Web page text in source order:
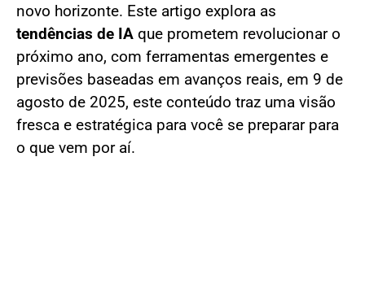
novo horizonte. Este artigo explora as
tendências de IA que prometem revolucionar o
próximo ano, com ferramentas emergentes e
previsões baseadas em avanços reais, em 9 de
agosto de 2025, este conteúdo traz uma visão
fresca e estratégica para você se preparar para
o que vem por aí.